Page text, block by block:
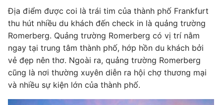
Địa điểm được coi là trái tim của thành phố Frankfurt
thu hút nhiều du khách đến check in là quảng trường
Romerberg. Quảng trường Romerberg có vị trí nằm
ngay tại trung tâm thành phố, hớp hồn du khách bởi
vẻ đẹp nên thơ. Ngoài ra, quảng trường Romerberg
cũng là nơi thường xuyên diễn ra hội chợ thương mại
và nhiều sự kiện lớn của thành phố.